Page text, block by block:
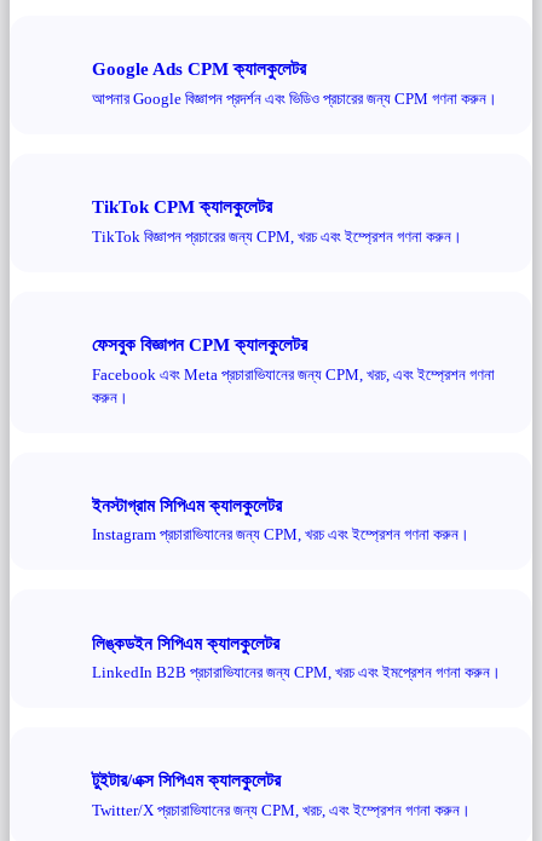
Google Ads CPM ক্যালকুলেটর
আপনার Google বিজ্ঞাপন প্রদর্শন এবং ভিডিও প্রচারের জন্য CPM গণনা করুন।
TikTok CPM ক্যালকুলেটর
TikTok বিজ্ঞাপন প্রচারের জন্য CPM, খরচ এবং ইম্প্রেশন গণনা করুন।
ফেসবুক বিজ্ঞাপন CPM ক্যালকুলেটর
Facebook এবং Meta প্রচারাভিযানের জন্য CPM, খরচ, এবং ইম্প্রেশন গণনা
করুন।
ইনস্টাগ্রাম সিপিএম ক্যালকুলেটর
Instagram প্রচারাভিযানের জন্য CPM, খরচ এবং ইম্প্রেশন গণনা করুন।
লিঙ্কডইন সিপিএম ক্যালকুলেটর
LinkedIn B2B প্রচারাভিযানের জন্য CPM, খরচ এবং ইমপ্রেশন গণনা করুন।
টুইটার/এক্স সিপিএম ক্যালকুলেটর
Twitter/X প্রচারাভিযানের জন্য CPM, খরচ, এবং ইম্প্রেশন গণনা করুন।